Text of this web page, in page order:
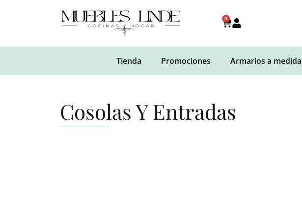
0
Tienda Promociones Armarios a medida
Cosolas Y Entradas